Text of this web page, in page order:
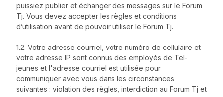
puissiez publier et échanger des messages sur le Forum
Tj. Vous devez accepter les règles et conditions
d’utilisation avant de pouvoir utiliser le Forum Tj.
1.2. Votre adresse courriel, votre numéro de cellulaire et
votre adresse IP sont connus des employés de Tel-
jeunes et l'adresse courriel est utilisée pour
communiquer avec vous dans les circonstances
suivantes : violation des règles, interdiction au Forum Tj et